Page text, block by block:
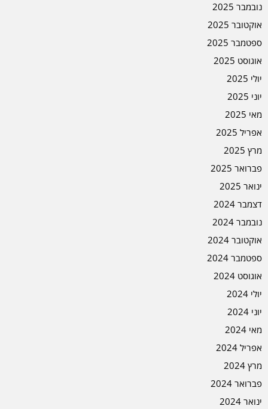
נובמבר 2025
אוקטובר 2025
ספטמבר 2025
אוגוסט 2025
יולי 2025
יוני 2025
מאי 2025
אפריל 2025
מרץ 2025
פברואר 2025
ינואר 2025
דצמבר 2024
נובמבר 2024
אוקטובר 2024
ספטמבר 2024
אוגוסט 2024
יולי 2024
יוני 2024
מאי 2024
אפריל 2024
מרץ 2024
פברואר 2024
ינואר 2024